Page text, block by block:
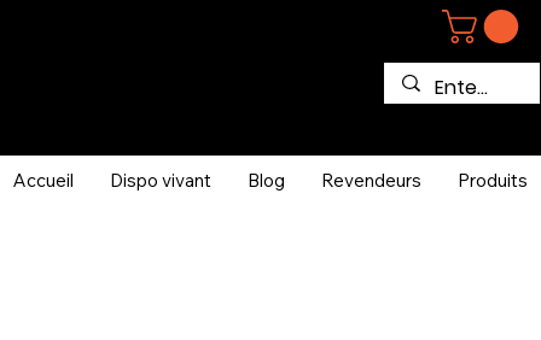
Accueil Dispo vivant Blog Revendeurs Produits